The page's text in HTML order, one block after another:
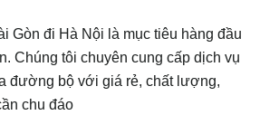
Gòn đi Hà Nội là mục tiêu hàng đầu
Chúng tôi chuyên cung cấp dịch vụ
đường bộ với giá rẻ, chất lượng,
chu đáo